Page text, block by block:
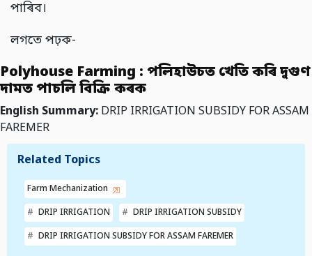
পাৰিব।
লগতে পঢ়ক-
Polyhouse Farming : পলিহাউচত খেতি কৰি দুগুণ
দামত পাচলি বিক্ৰি কৰক
English Summary: DRIP IRRIGATION SUBSIDY FOR ASSAM
FAREMER
Related Topics
Farm Mechanization
DRIP IRRIGATION DRIP IRRIGATION SUBSIDY
DRIP IRRIGATION SUBSIDY FOR ASSAM FAREMER